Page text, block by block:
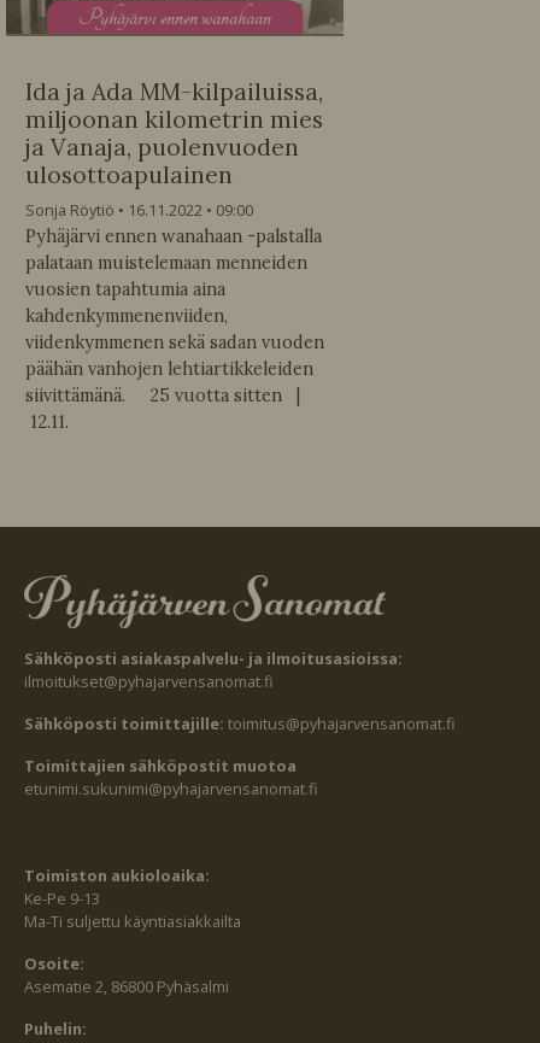
Pyhäjärvi ennen wanahaan
Ida ja Ada MM-kilpailuissa,
miljoonan kilometrin mies
ja Vanaja, puolenvuoden
ulosottoapulainen
Sonja Röytiö 16.11.2022
09:00
Pyhäjärvi ennen wanahaan -palstalla
palataan muistelemaan menneiden
vuosien tapahtumia aina
kahdenkymmenenviiden,
viidenkymmenen sekä sadan vuoden
päähän vanhojen lehtiartikkeleiden
siivittämänä. 25 vuotta sitten |
12.11.
Sähköposti asiakaspalvelu- ja ilmoitusasioissa:
ilmoitukset@pyhajarvensanomat.fi
Sähköposti toimittajille: toimitus@pyhajarvensanomat.fi
Toimittajien sähköpostit muotoa
etunimi.sukunimi@pyhajarvensanomat.fi
Toimiston aukioloaika:
Ke-Pe 9-13
Ma-Ti suljettu käyntiasiakkailta
Osoite:
Asematie 2, 86800 Pyhäsalmi
Puhelin: